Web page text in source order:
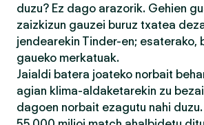
duzu? Ez dago arazorik. Gehien
zaizkizun gauzei buruz txatea
jendearekin Tinder-en; esaterako,
gaueko merkatuak.
Jaialdi batera joateko norbait
agian klima-aldaketarekin zu
dagoen norbait ezagutu nahi